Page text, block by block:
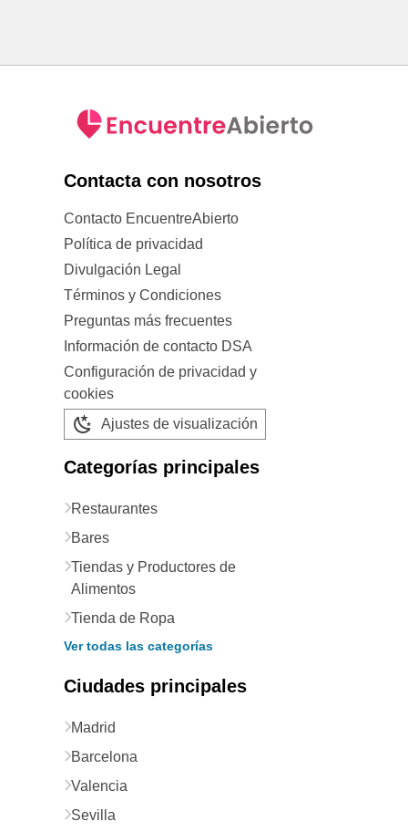
Contacta con nosotros
Contacto EncuentreAbierto
Política de privacidad
Divulgación Legal
Términos y Condiciones
Preguntas más frecuentes
Información de contacto DSA
Configuración de privacidad y
cookies
Ajustes de visualización
Categorías principales
Restaurantes
Bares
Tiendas y Productores de
Alimentos
Tienda de Ropa
Ver todas las categorías
Ciudades principales
Madrid
Barcelona
Valencia
Sevilla